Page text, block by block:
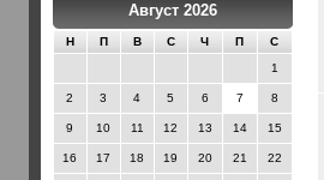
Август 2026
Н П В С Ч П
С
1
2 3 4 5 6 7 8
9 10 11 12 13 14 15
16 17 18 19 20 21 22